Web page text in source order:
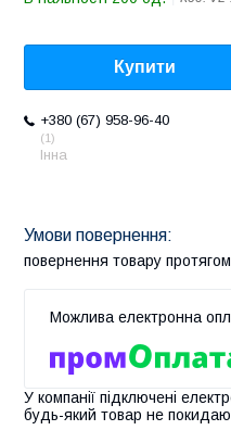
Купити
+380 (67) 958-96-40
1
Інна
повернення товару
У компанії підключені
будь-який товар не